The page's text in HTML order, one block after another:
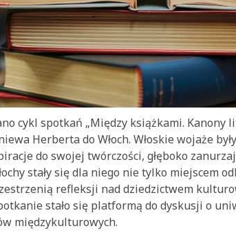
cykl spotkań „Między książkami.
Herberta do Włoch. Włoskie wojaże
do swojej twórczości, głęboko
stały się dla niego nie tylko miejscem
refleksji nad dziedzictwem
stało się platformą do dyskusji o
międzykulturowych.